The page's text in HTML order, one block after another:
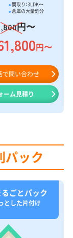
間取り：3LDK〜
倉庫の大量処分
円〜
円〜
で問い合わせ
ーム見積り
パック
ごとパック
とした片付け